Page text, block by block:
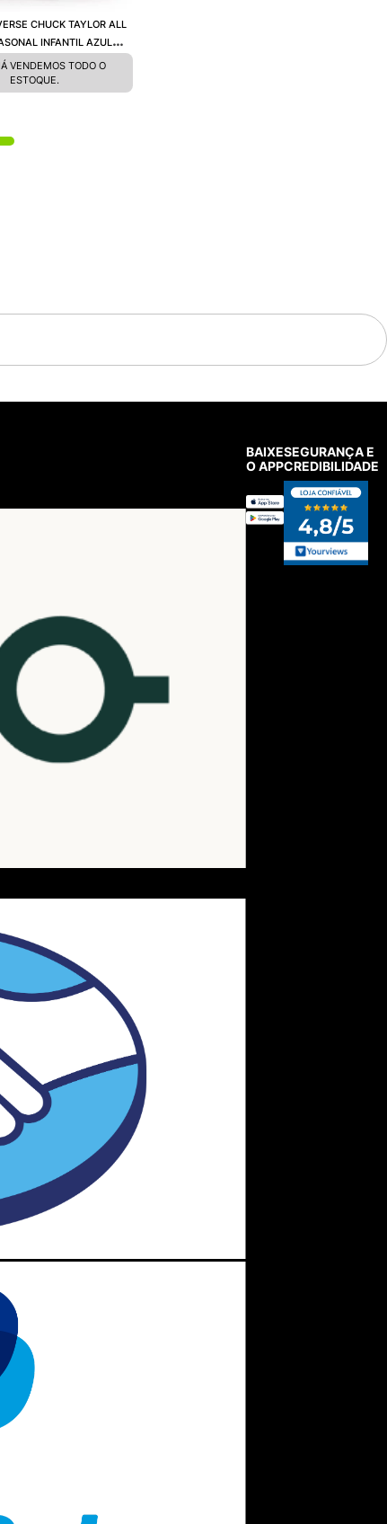
CHUCK TAYLOR ALL
INFANTIL AZUL
PRETO BRANCO
CK04280044
VENDEMOS TODO O
ESTOQUE.
BAIXE
O APP
SEGURANÇA E
CREDIBILIDADE